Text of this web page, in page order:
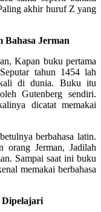
akhir huruf Z yang
Bahasa Jerman
Kapan buku pertama
tahun 1454 lah
di dunia. Buku itu
Gutenberg sendiri.
dicatat memakai
berbahasa latin.
orang Jerman, Jadilah
Sampai saat ini buku
memakai berbahasa
Dipelajari